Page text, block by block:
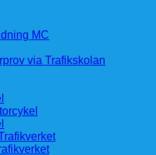
MC
via Trafikskolan